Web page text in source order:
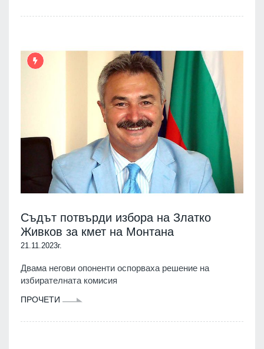
Съдът потвърди избора на Златко
Живков за кмет на Монтана
21.11.2023г.
Двама негови опоненти оспорваха решение на
избирателната комисия
ПРОЧЕТИ